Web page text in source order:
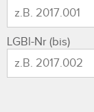
LGBl-Nr (bis)